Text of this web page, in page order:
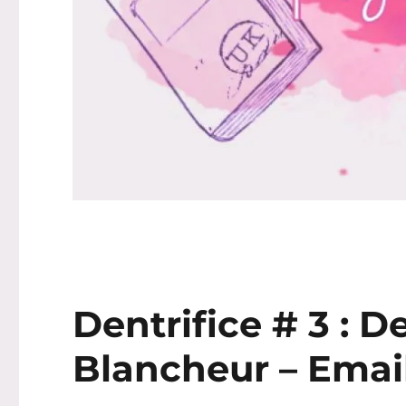
Dentrifice # 3 :
Blancheur –